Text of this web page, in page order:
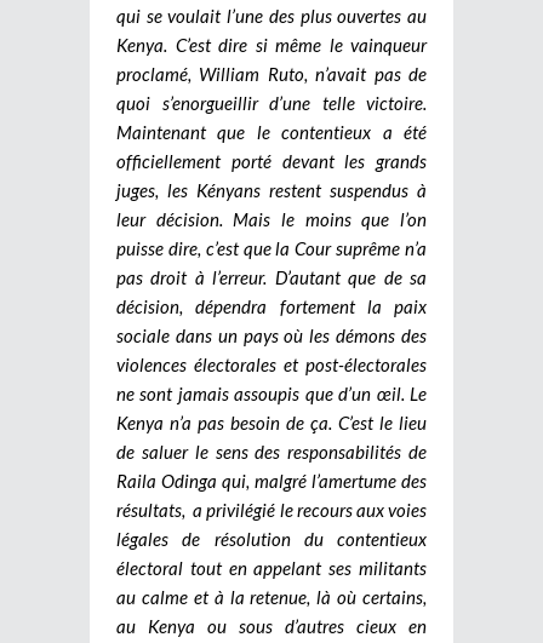
qui se voulait l’une des plus ouvertes au
Kenya. C’est dire si même le vainqueur
proclamé, William Ruto, n’avait pas de
quoi s’enorgueillir d’une telle victoire.
Maintenant que le contentieux a été
officiellement porté devant les grands
juges, les Kényans restent suspendus à
leur décision. Mais le moins que l’on
puisse dire, c’est que la Cour suprême n’a
pas droit à l’erreur. D’autant que de sa
décision, dépendra fortement la paix
sociale dans un pays où les démons des
violences électorales et post-électorales
ne sont jamais assoupis que d’un œil. Le
Kenya n’a pas besoin de ça. C’est le lieu
de saluer le sens des responsabilités de
Raila Odinga qui, malgré l’amertume des
résultats, a privilégié le recours aux voies
légales de résolution du contentieux
électoral tout en appelant ses militants
au calme et à la retenue, là où certains,
au Kenya ou sous d’autres cieux en